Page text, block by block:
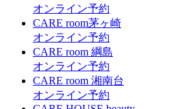
オンライン予約
CARE room茅ヶ崎
オンライン予約
CARE room 綱島
オンライン予約
CARE room 湘南台
オンライン予約